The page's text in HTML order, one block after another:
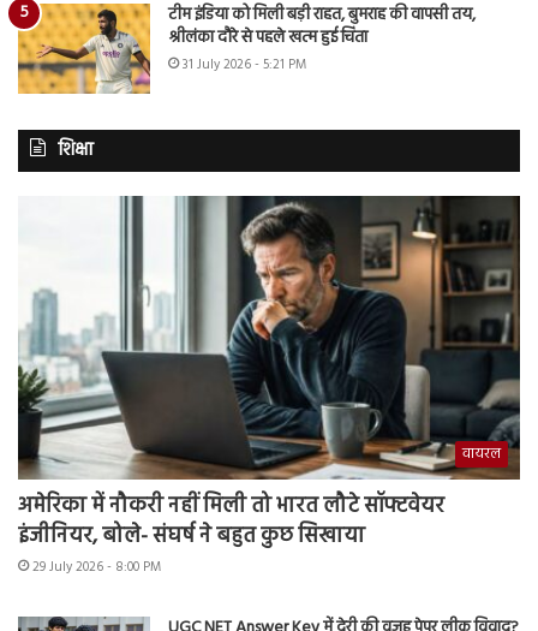
टीम इंडिया को मिली बड़ी राहत, बुमराह की वापसी तय,
श्रीलंका दौरे से पहले खत्म हुई चिंता
31 July 2026 - 5:21 PM
शिक्षा
वायरल
अमेरिका में नौकरी नहीं मिली तो भारत लौटे सॉफ्टवेयर
इंजीनियर, बोले- संघर्ष ने बहुत कुछ सिखाया
29 July 2026 - 8:00 PM